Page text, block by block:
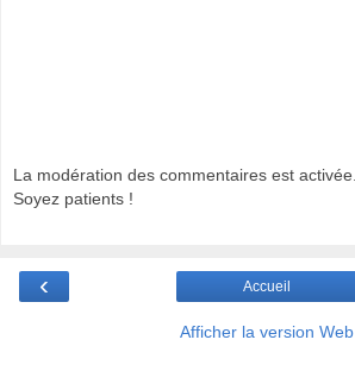
La modération des commentaires est activée.
Soyez patients !
‹ Accueil
Afficher la version Web